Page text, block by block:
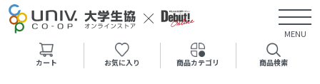
MENU
カート お気に入り 商品カテゴリ 商品検索